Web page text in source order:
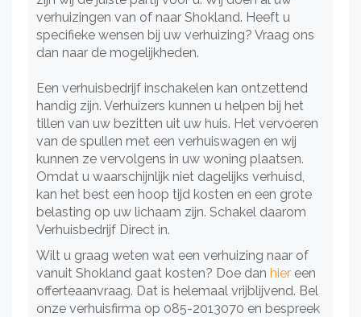
verhuizingen van of naar Shokland. Heeft u
specifieke wensen bij uw verhuizing? Vraag ons
dan naar de mogelijkheden.
Een verhuisbedrijf inschakelen kan ontzettend
handig zijn. Verhuizers kunnen u helpen bij het
tillen van uw bezitten uit uw huis. Het vervoeren
van de spullen met een verhuiswagen en wij
kunnen ze vervolgens in uw woning plaatsen.
Omdat u waarschijnlijk niet dagelijks verhuisd,
kan het best een hoop tijd kosten en een grote
belasting op uw lichaam zijn. Schakel daarom
Verhuisbedrijf Direct in.
Wilt u graag weten wat een verhuizing naar of
vanuit Shokland gaat kosten? Doe dan hier een
offerteaanvraag. Dat is helemaal vrijblijvend. Bel
onze verhuisfirma op 085-2013070 en bespreek